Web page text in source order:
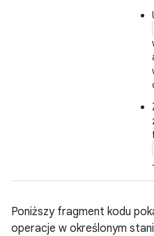
.
Poniższy fragment kodu
operacje w określonym